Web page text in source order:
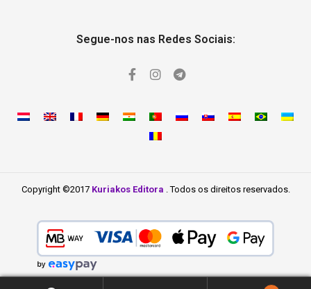
Segue-nos nas Redes Sociais:
Copyright ©2017 Kuriakos Editora . Todos os direitos reservados.